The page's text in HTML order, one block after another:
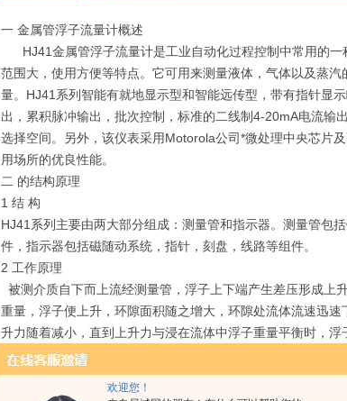
欢迎您！
一 金属管浮子流量计概述
HJ41金属管浮子流量计是工业自动化过程控制中常用的一
范围大，使用方便等特点。它可用来测量液体，气体以及蒸
量。HJ41系列智能有就地显示型和智能远传型，带有指针显
出，累积脉冲输出，批次控制，标准的二线制4-20mA电流输
选择空间。另外，该仪表采用Motorola公司*微处理中央芯片
用场所的优良性能。
二 的结构原理
1 结 构
HJ41系列主要由两大部分组成：测量管和指示器。测量管包
件，指示器包括磁随动系统，指针，刻盘，线路等组件。
2 工作原理
被测介质自下而上流经测量管，浮子上下端产生差压形成上
重量，浮子便上升，环隙面积随之增大，环隙处流体流速迅
升力随着减小，直到上升力与浸在流体中浮子重量平衡时，
着被测介质流量的大小。
浮子内置磁钢，在浮子随介质上下移动时，磁场随浮子的移
a 对于就地型，由就地指示器中的随动磁钢与浮子内磁钢耦